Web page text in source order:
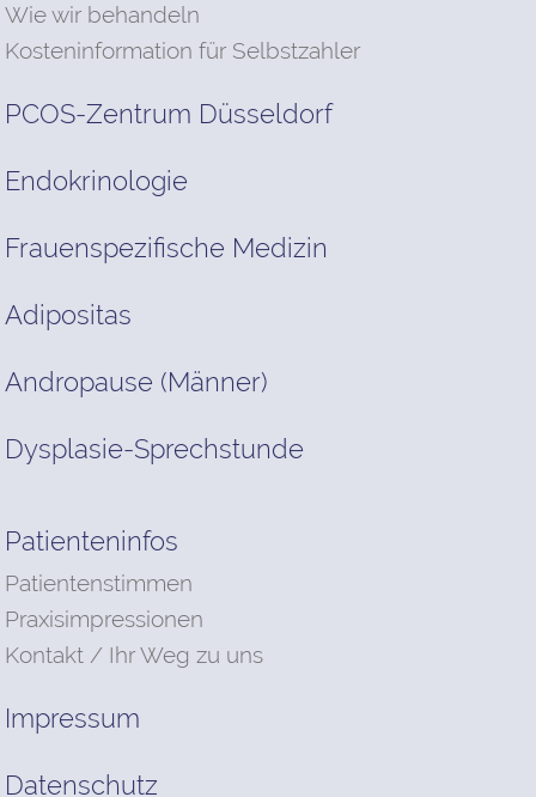
Wie wir behandeln
Kosteninformation für Selbstzahler
PCOS-Zentrum Düsseldorf
Endokrinologie
Frauenspezifische Medizin
Adipositas
Andropause (Männer)
Dysplasie-Sprechstunde
Patienteninfos
Patientenstimmen
Praxisimpressionen
Kontakt / Ihr Weg zu uns
Impressum
Datenschutz